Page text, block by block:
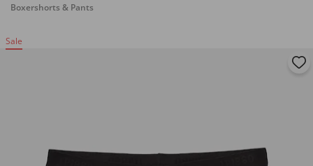
Boxershorts & Pants
Sale